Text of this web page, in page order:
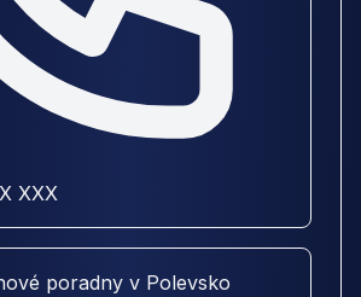
XXX
poradny v Polevsko